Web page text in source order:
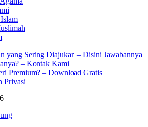
yang Sering Diajukan – Disini Jawabannya
– Kontak Kami
Premium? – Download Gratis
Privasi